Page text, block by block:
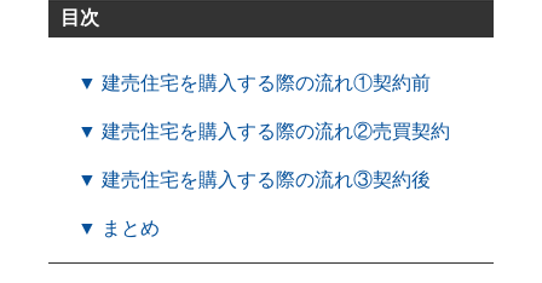
目次
▼ 建売住宅を購入する際の流れ①契約前
▼ 建売住宅を購入する際の流れ②売買契約
▼ 建売住宅を購入する際の流れ③契約後
▼ まとめ